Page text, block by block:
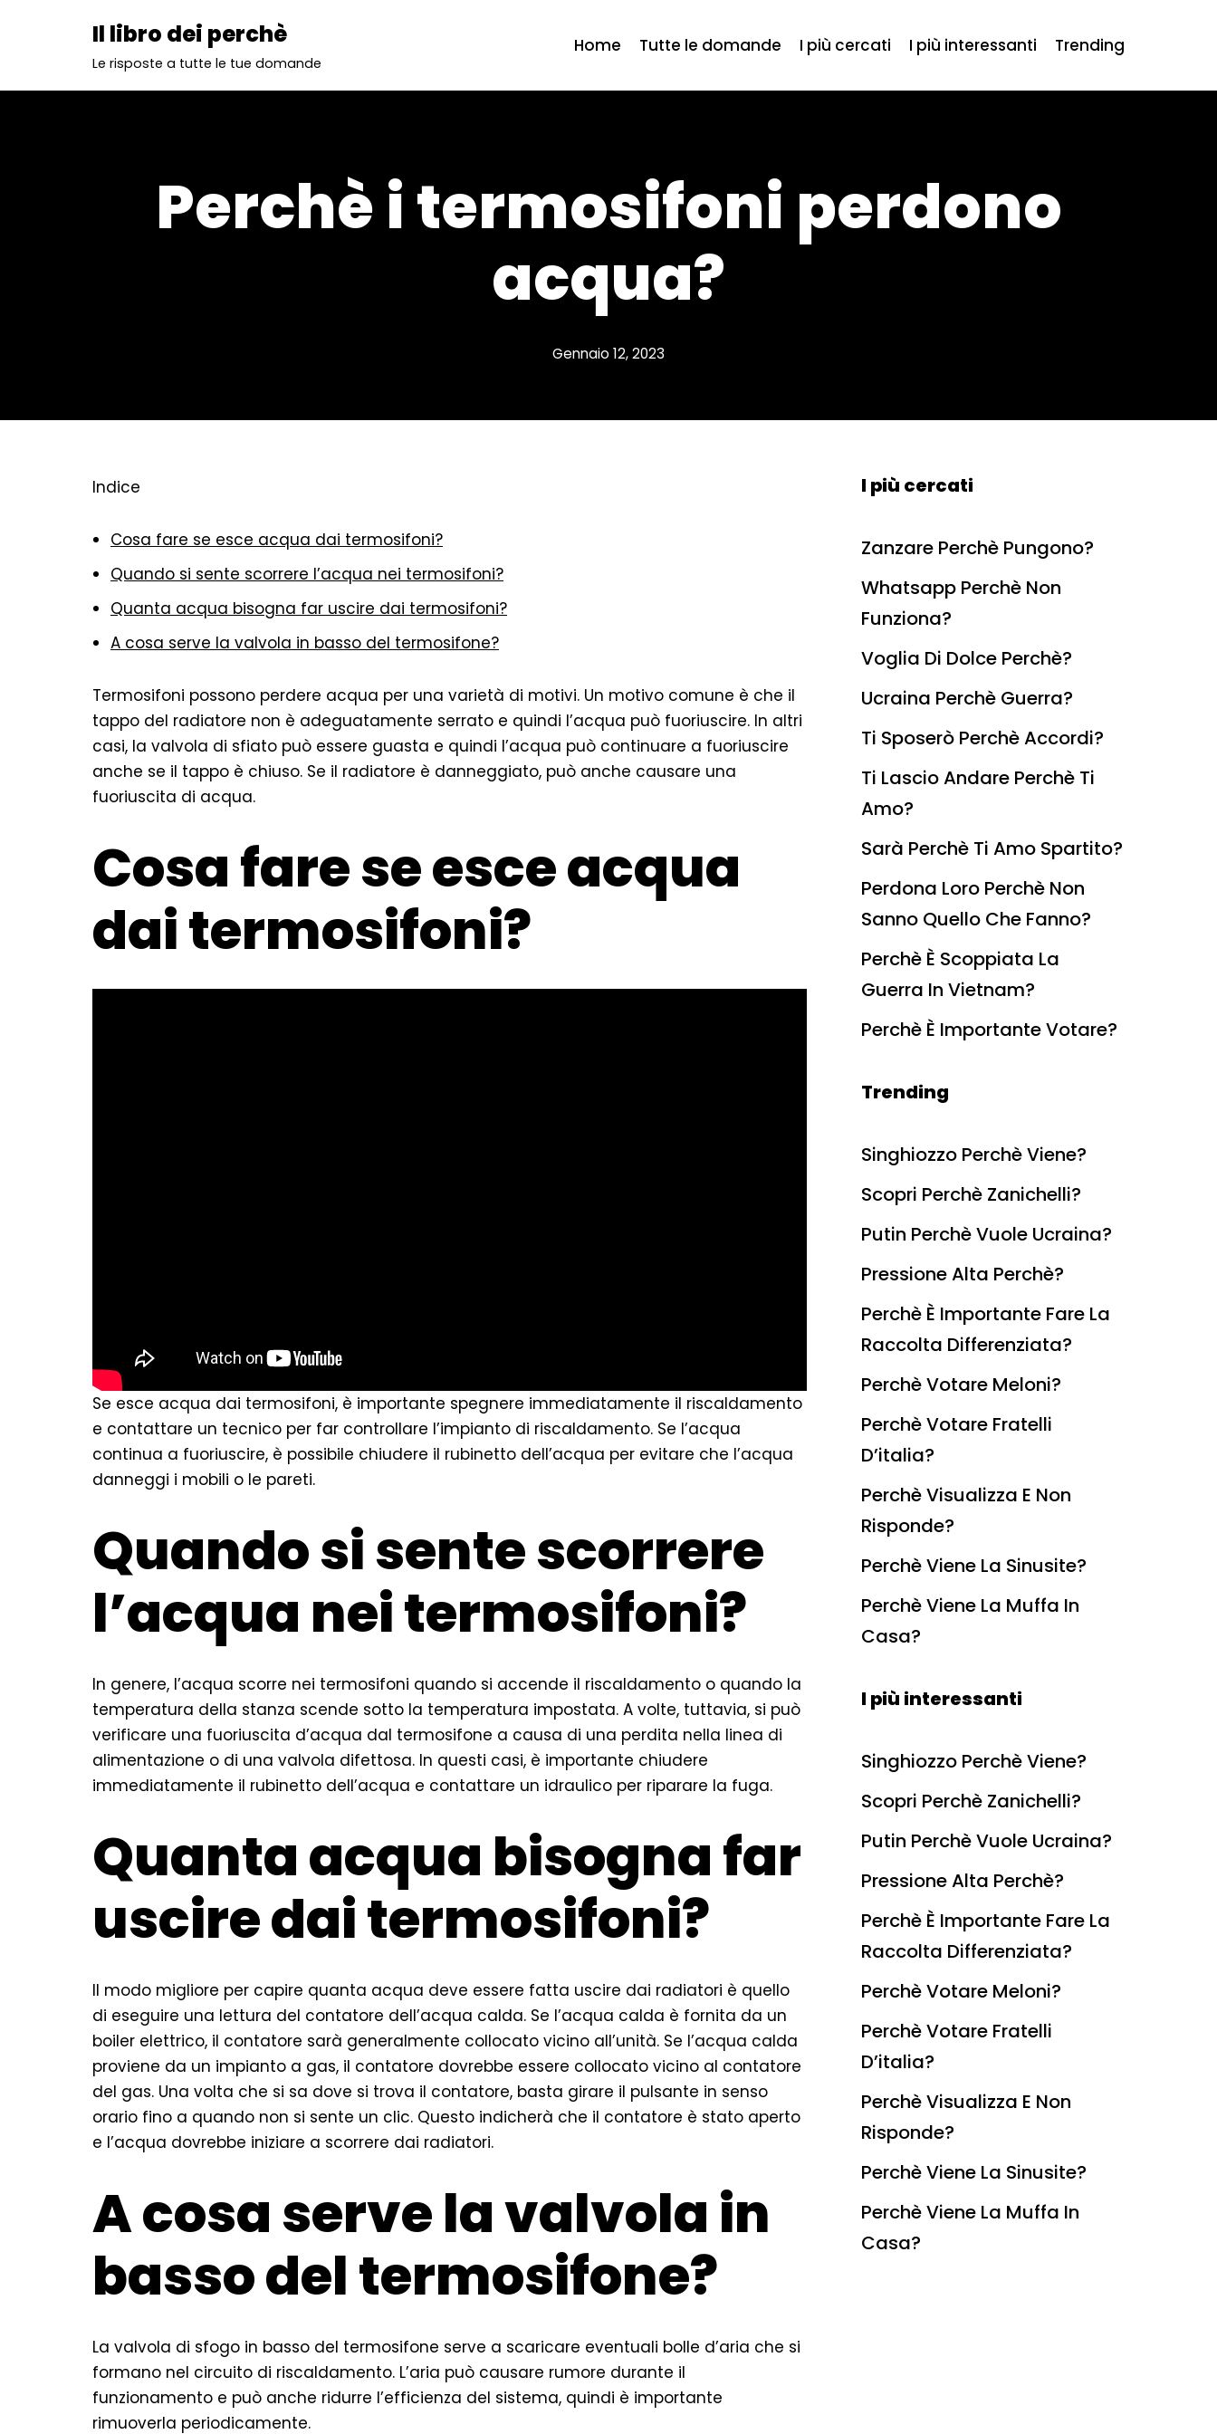
Il libro dei perchè
Le risposte a tutte le tue domande
Home Tutte le domande I più cercati I più interessanti Trending
Perchè i termosifoni perdono
acqua?
Gennaio 12, 2023
Indice
Cosa fare se esce acqua dai termosifoni?
Quando si sente scorrere l’acqua nei termosifoni?
Quanta acqua bisogna far uscire dai termosifoni?
A cosa serve la valvola in basso del termosifone?
Termosifoni possono perdere acqua per una varietà di motivi. Un motivo comune è che il
tappo del radiatore non è adeguatamente serrato e quindi l’acqua può fuoriuscire. In altri
casi, la valvola di sfiato può essere guasta e quindi l’acqua può continuare a fuoriuscire
anche se il tappo è chiuso. Se il radiatore è danneggiato, può anche causare una
fuoriuscita di acqua.
Cosa fare se esce acqua
dai termosifoni?
Se esce acqua dai termosifoni, è importante spegnere immediatamente il riscaldamento
e contattare un tecnico per far controllare l’impianto di riscaldamento. Se l’acqua
continua a fuoriuscire, è possibile chiudere il rubinetto dell’acqua per evitare che l’acqua
danneggi i mobili o le pareti.
Quando si sente scorrere
l’acqua nei termosifoni?
In genere, l’acqua scorre nei termosifoni quando si accende il riscaldamento o quando la
temperatura della stanza scende sotto la temperatura impostata. A volte, tuttavia, si può
verificare una fuoriuscita d’acqua dal termosifone a causa di una perdita nella linea di
alimentazione o di una valvola difettosa. In questi casi, è importante chiudere
immediatamente il rubinetto dell’acqua e contattare un idraulico per riparare la fuga.
Quanta acqua bisogna far
uscire dai termosifoni?
Il modo migliore per capire quanta acqua deve essere fatta uscire dai radiatori è quello
di eseguire una lettura del contatore dell’acqua calda. Se l’acqua calda è fornita da un
boiler elettrico, il contatore sarà generalmente collocato vicino all’unità. Se l’acqua calda
proviene da un impianto a gas, il contatore dovrebbe essere collocato vicino al contatore
del gas. Una volta che si sa dove si trova il contatore, basta girare il pulsante in senso
orario fino a quando non si sente un clic. Questo indicherà che il contatore è stato aperto
e l’acqua dovrebbe iniziare a scorrere dai radiatori.
A cosa serve la valvola in
basso del termosifone?
La valvola di sfogo in basso del termosifone serve a scaricare eventuali bolle d’aria che si
formano nel circuito di riscaldamento. L’aria può causare rumore durante il
funzionamento e può anche ridurre l’efficienza del sistema, quindi è importante
rimuoverla periodicamente.
I più cercati
Zanzare Perchè Pungono?
Whatsapp Perchè Non
Funziona?
Voglia Di Dolce Perchè?
Ucraina Perchè Guerra?
Ti Sposerò Perchè Accordi?
Ti Lascio Andare Perchè Ti
Amo?
Sarà Perchè Ti Amo Spartito?
Perdona Loro Perchè Non
Sanno Quello Che Fanno?
Perchè È Scoppiata La
Guerra In Vietnam?
Perchè È Importante Votare?
Trending
Singhiozzo Perchè Viene?
Scopri Perchè Zanichelli?
Putin Perchè Vuole Ucraina?
Pressione Alta Perchè?
Perchè È Importante Fare La
Raccolta Differenziata?
Perchè Votare Meloni?
Perchè Votare Fratelli
D’italia?
Perchè Visualizza E Non
Risponde?
Perchè Viene La Sinusite?
Perchè Viene La Muffa In
Casa?
I più interessanti
Singhiozzo Perchè Viene?
Scopri Perchè Zanichelli?
Putin Perchè Vuole Ucraina?
Pressione Alta Perchè?
Perchè È Importante Fare La
Raccolta Differenziata?
Perchè Votare Meloni?
Perchè Votare Fratelli
D’italia?
Perchè Visualizza E Non
Risponde?
Perchè Viene La Sinusite?
Perchè Viene La Muffa In
Casa?